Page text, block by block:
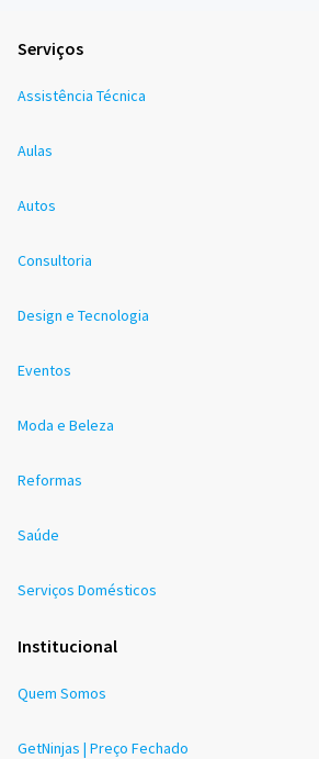
Serviços
Assistência Técnica
Aulas
Autos
Consultoria
Design e Tecnologia
Eventos
Moda e Beleza
Reformas
Saúde
Serviços Domésticos
Institucional
Quem Somos
GetNinjas | Preço Fechado